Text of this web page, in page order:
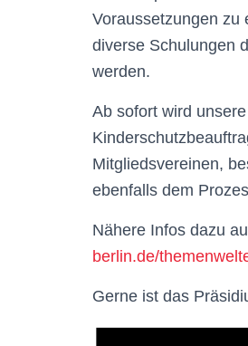
Voraussetzungen zu
diverse Schulungen
werden.
Ab sofort wird
Mitgliedsvereinen,
ebenfalls dem
Nähere Infos dazu
berlin.de/
Gerne ist das